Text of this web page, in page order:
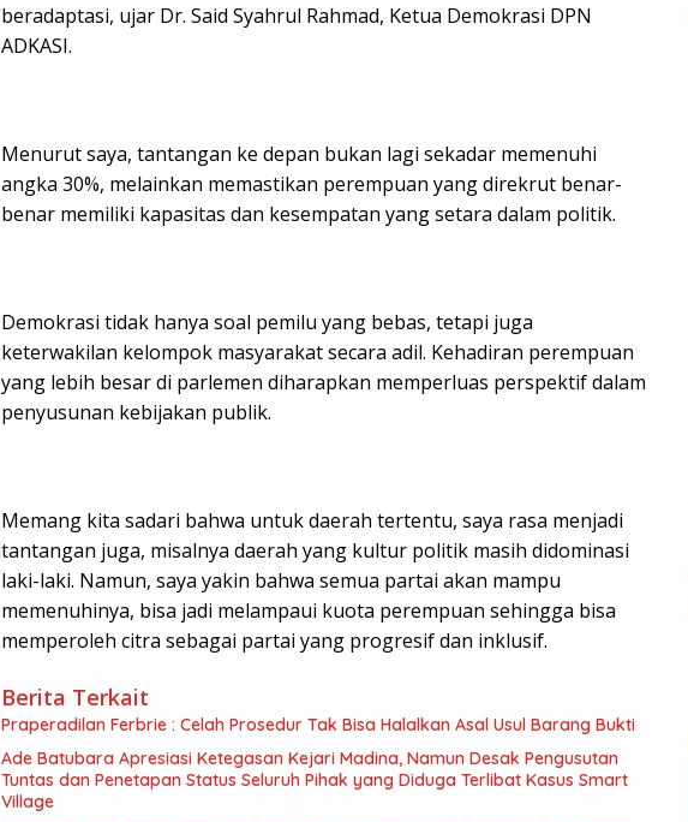
beradaptasi, ujar Dr. Said Syahrul Rahmad, Ketua Demokrasi DPN
ADKASI.
Menurut saya, tantangan ke depan bukan lagi sekadar memenuhi
angka 30%, melainkan memastikan perempuan yang direkrut benar-
benar memiliki kapasitas dan kesempatan yang setara dalam politik.
Demokrasi tidak hanya soal pemilu yang bebas, tetapi juga
keterwakilan kelompok masyarakat secara adil. Kehadiran perempuan
yang lebih besar di parlemen diharapkan memperluas perspektif dalam
penyusunan kebijakan publik.
Memang kita sadari bahwa untuk daerah tertentu, saya rasa menjadi
tantangan juga, misalnya daerah yang kultur politik masih didominasi
laki-laki. Namun, saya yakin bahwa semua partai akan mampu
memenuhinya, bisa jadi melampaui kuota perempuan sehingga bisa
memperoleh citra sebagai partai yang progresif dan inklusif.
Berita Terkait
Praperadilan Ferbrie : Celah Prosedur Tak Bisa Halalkan Asal Usul Barang Bukti
Ade Batubara Apresiasi Ketegasan Kejari Madina, Namun Desak Pengusutan
Tuntas dan Penetapan Status Seluruh Pihak yang Diduga Terlibat Kasus Smart
Village